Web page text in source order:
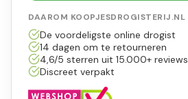
DAAROM KOOPJESDROGISTERIJ.NL
De voordeligste online drogist
14 dagen om te retourneren
4,6/5 sterren uit 15.000+ reviews
Discreet verpakt